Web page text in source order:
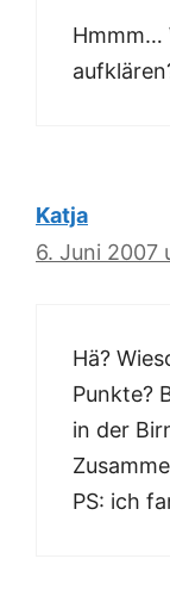
Hmmm…
Katja
6. Juni 2007
Hä?
Punkte?
in der
PS: ich